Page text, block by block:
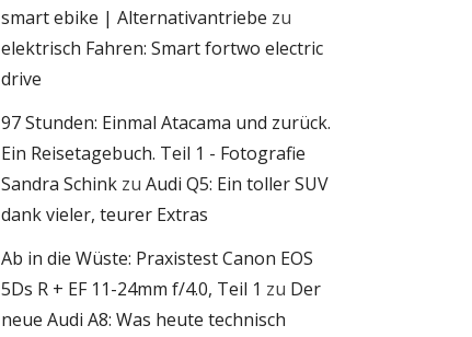
smart ebike | Alternativantriebe zu
elektrisch Fahren: Smart fortwo electric
drive
97 Stunden: Einmal Atacama und zurück.
Ein Reisetagebuch. Teil 1 - Fotografie
Sandra Schink zu Audi Q5: Ein toller SUV
dank vieler, teurer Extras
Ab in die Wüste: Praxistest Canon EOS
5Ds R + EF 11-24mm f/4.0, Teil 1 zu Der
neue Audi A8: Was heute technisch